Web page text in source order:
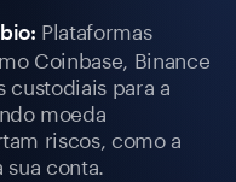
Plataformas
Coinbase, Binance
custodiais para a
moeda
riscos, como a
conta.